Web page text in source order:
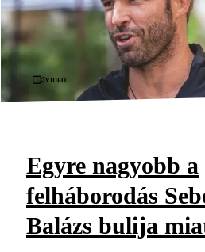
Videó
Egyre nagyobb a
felháborodás
Balázs bulija